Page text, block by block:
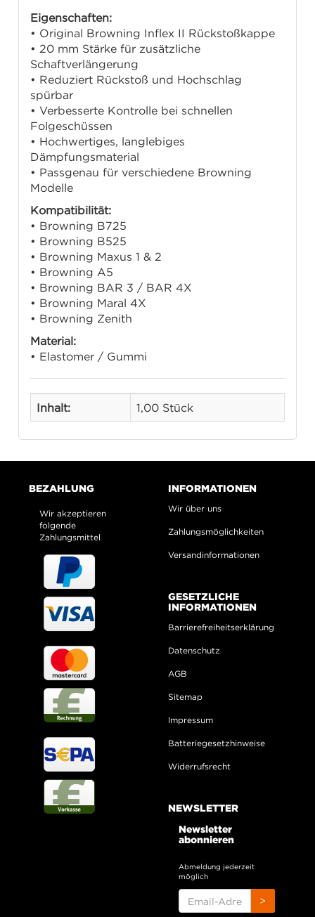
Eigenschaften:
• Original Browning Inflex II Rückstoßkappe
• 20 mm Stärke für zusätzliche
Schaftverlängerung
• Reduziert Rückstoß und Hochschlag
spürbar
• Verbesserte Kontrolle bei schnellen
Folgeschüssen
• Hochwertiges, langlebiges
Dämpfungsmaterial
• Passgenau für verschiedene Browning
Modelle
Kompatibilität:
• Browning B725
• Browning B525
• Browning Maxus 1 & 2
• Browning A5
• Browning BAR 3 / BAR 4X
• Browning Maral 4X
• Browning Zenith
Material:
• Elastomer / Gummi
Inhalt: 1,00 Stück
BEZAHLUNG
Wir akzeptieren
folgende
Zahlungsmittel
INFORMATIONEN
Wir über uns
Zahlungsmöglichkeiten
Versandinformationen
GESETZLICHE
INFORMATIONEN
Barrierefreiheitserklärung
Datenschutz
AGB
Sitemap
Impressum
Batteriegesetzhinweise
Widerrufsrecht
NEWSLETTER
Newsletter
abonnieren
Abmeldung jederzeit
möglich
ADRESSE
>